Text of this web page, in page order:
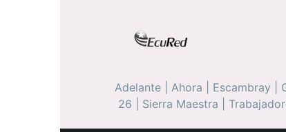
Adelante Ahora Escambray
26
Sierra Maestra